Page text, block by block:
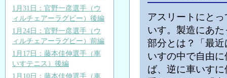
1月31日：官野一彦選手（ウ
ィルチェアーラグビー）後編
1月24日：官野一彦選手（ウ
ィルチェアーラグビー）前編
1月17日：藤本佳伸選手（車
いすテニス）後編
1月10日：藤本佳伸選手（車
アスリートにと
いす。製造にあ
部分とは？「最
いすの中で自由
ば、逆に車いす